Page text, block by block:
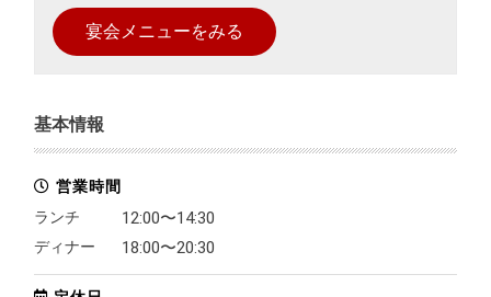
宴会メニューをみる
基本情報
営業時間
ランチ
12:00〜14:30
ディナー 18:00〜20:30